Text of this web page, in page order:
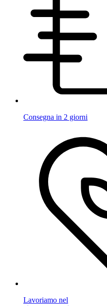
Consegna in 2 giorni
Lavoriamo nel